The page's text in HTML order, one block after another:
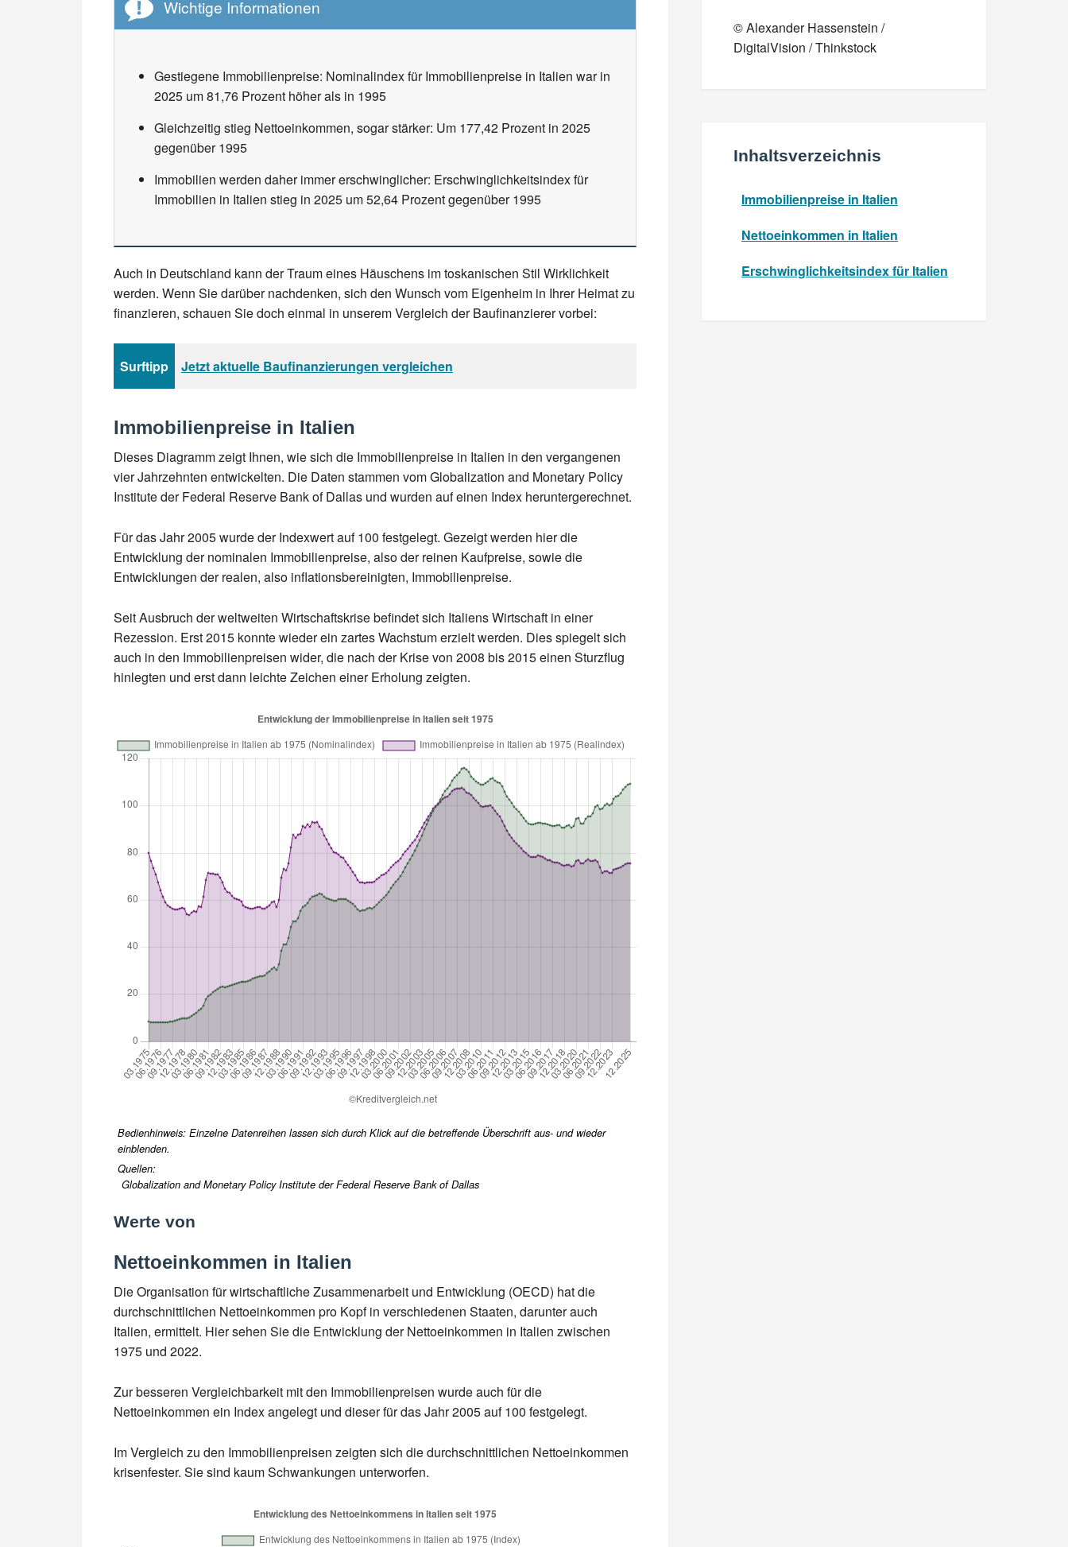
Wichtige Informationen
Gestiegene Immobilienpreise: Nominalindex für Immobilienpreise in Italien war in
2025 um 81,76 Prozent höher als in 1995
Gleichzeitig stieg Nettoeinkommen, sogar stärker: Um 177,42 Prozent in 2025
gegenüber 1995
Immobilien werden daher immer erschwinglicher: Erschwinglichkeitsindex für
Immobilien in Italien stieg in 2025 um 52,64 Prozent gegenüber 1995
Auch in Deutschland kann der Traum eines Häuschens im toskanischen Stil Wirklichkeit
werden. Wenn Sie darüber nachdenken, sich den Wunsch vom Eigenheim in Ihrer Heimat zu
finanzieren, schauen Sie doch einmal in unserem Vergleich der Baufinanzierer vorbei:
Surftipp Jetzt aktuelle Baufinanzierungen vergleichen
Immobilienpreise in Italien
Dieses Diagramm zeigt Ihnen, wie sich die Immobilienpreise in Italien in den vergangenen
vier Jahrzehnten entwickelten. Die Daten stammen vom Globalization and Monetary Policy
Institute der Federal Reserve Bank of Dallas und wurden auf einen Index heruntergerechnet.
Für das Jahr 2005 wurde der Indexwert auf 100 festgelegt. Gezeigt werden hier die
Entwicklung der nominalen Immobilienpreise, also der reinen Kaufpreise, sowie die
Entwicklungen der realen, also inflationsbereinigten, Immobilienpreise.
Seit Ausbruch der weltweiten Wirtschaftskrise befindet sich Italiens Wirtschaft in einer
Rezession. Erst 2015 konnte wieder ein zartes Wachstum erzielt werden. Dies spiegelt sich
auch in den Immobilienpreisen wider, die nach der Krise von 2008 bis 2015 einen Sturzflug
hinlegten und erst dann leichte Zeichen einer Erholung zeigten.
Bedienhinweis: Einzelne Datenreihen lassen sich durch Klick auf die betreffende Überschrift aus- und wieder
einblenden.
Quellen:
Globalization and Monetary Policy Institute der Federal Reserve Bank of Dallas
Werte von
Nettoeinkommen in Italien
Die Organisation für wirtschaftliche Zusammenarbeit und Entwicklung (OECD) hat die
durchschnittlichen Nettoeinkommen pro Kopf in verschiedenen Staaten, darunter auch
Italien, ermittelt. Hier sehen Sie die Entwicklung der Nettoeinkommen in Italien zwischen
1975 und 2022.
Zur besseren Vergleichbarkeit mit den Immobilienpreisen wurde auch für die
Nettoeinkommen ein Index angelegt und dieser für das Jahr 2005 auf 100 festgelegt.
Im Vergleich zu den Immobilienpreisen zeigten sich die durchschnittlichen Nettoeinkommen
krisenfester. Sie sind kaum Schwankungen unterworfen.
© Alexander Hassenstein /
DigitalVision / Thinkstock
Inhaltsverzeichnis
Immobilienpreise in Italien
Nettoeinkommen in Italien
Erschwinglichkeitsindex für Italien